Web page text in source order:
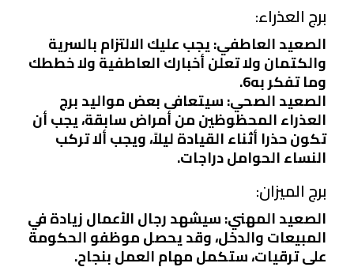
برج العذراء:
الصعيد العاطفي: يجب عليك الالتزام بالسرية
والكتمان ولا تعلن أخبارك العاطفية ولا خططك
وما تفكر به6.
الصعيد الصحي: سيتعافى بعض مواليد برج
العذراء المحظوظين من أمراض سابقة، يجب أن
تكون حذرا أثناء القيادة ليلاً، ويجب ألا تركب
النساء الحوامل دراجات.
برج الميزان:
الصعيد المهني: سيشهد رجال الأعمال زيادة في
المبيعات والدخل، وقد يحصل موظفو الحكومة
على ترقيات، ستكمل مهام العمل بنجاح.